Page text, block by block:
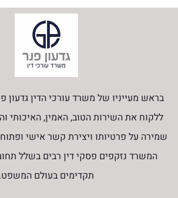
בראש מעייניו של משרד עורכי הדין גדעון
ללקוח את השירות הטוב, האמין, האיכותי
שמירה על פרטיותו ויצירת קשר אישי
המשרד נזקפים פסקי דין רבים בשלל
תקדימים בעולם המשפט.